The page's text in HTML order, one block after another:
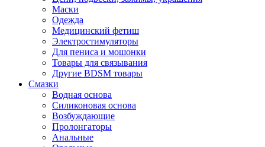
Маски
Одежда
Медицинский фетиш
Электростимуляторы
Для пениса и мошонки
Товары для связывания
Другие BDSM товары
Смазки
Водная основа
Силиконовая основа
Возбуждающие
Пролонгаторы
Анальные